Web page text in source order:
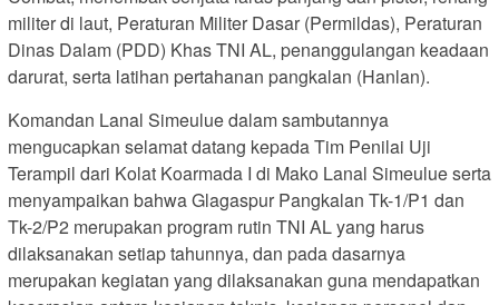
militer di laut, Peraturan Militer Dasar (Permildas), Peraturan
Dinas Dalam (PDD) Khas TNI AL, penanggulangan keadaan
darurat, serta latihan pertahanan pangkalan (Hanlan).
Komandan Lanal Simeulue dalam sambutannya
mengucapkan selamat datang kepada Tim Penilai Uji
Terampil dari Kolat Koarmada I di Mako Lanal Simeulue serta
menyampaikan bahwa Glagaspur Pangkalan Tk-1/P1 dan
Tk-2/P2 merupakan program rutin TNI AL yang harus
dilaksanakan setiap tahunnya, dan pada dasarnya
merupakan kegiatan yang dilaksanakan guna mendapatkan